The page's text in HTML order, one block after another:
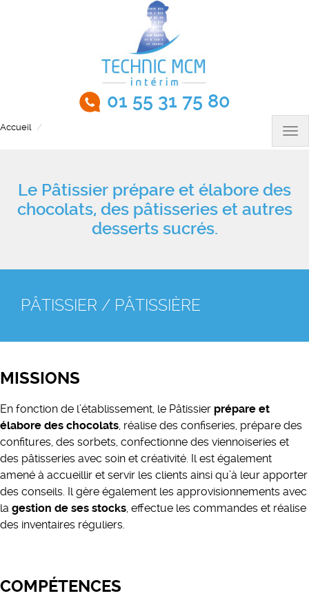
01 55 31 75 80
Accueil
Le Pâtissier prépare et élabore des
chocolats, des pâtisseries et autres
desserts sucrés.
PÂTISSIER / PÂTISSIÈRE
MISSIONS
En fonction de l’établissement, le Pâtissier prépare et
élabore des chocolats, réalise des confiseries, prépare des
confitures, des sorbets, confectionne des viennoiseries et
des pâtisseries avec soin et créativité. Il est également
amené à accueillir et servir les clients ainsi qu’à leur apporter
des conseils. Il gère également les approvisionnements avec
la gestion de ses stocks, effectue les commandes et réalise
des inventaires réguliers.
COMPÉTENCES